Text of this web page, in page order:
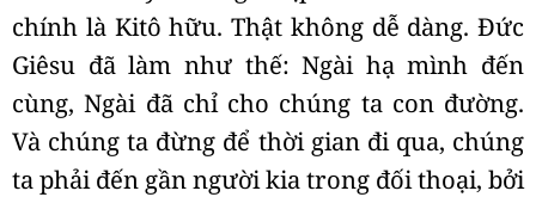
chính là Kitô hữu. Thật không dễ dàng. Đức
Giêsu đã làm như thế: Ngài hạ mình đến
cùng, Ngài đã chỉ cho chúng ta con đường.
Và chúng ta đừng để thời gian đi qua, chúng
ta phải đến gần người kia trong đối thoại, bởi